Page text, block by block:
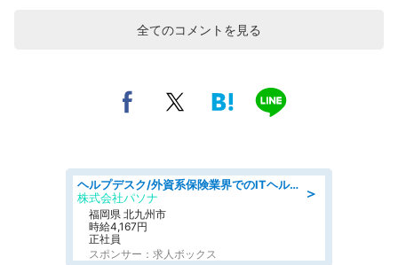
全てのコメントを見る
＞
ヘルプデスク/外資系保険業界でのITヘルプデスク業務/駅近/即日勤務可/ヘルプデスク
株式会社パソナ
福岡県 北九州市
時給4,167円
正社員
スポンサー：求人ボックス